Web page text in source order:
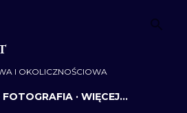
I OKOLICZNOŚCIOWA
FOTOGRAFIA WIĘCEJ…